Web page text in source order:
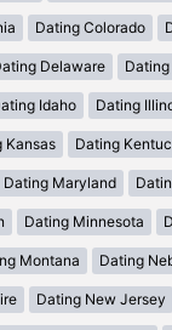
Dating Colorado
Delaware
Idaho Dating
Kansas Dating
Dating Maryland
Dating Minnesota
Montana Dating
Dating New Jersey